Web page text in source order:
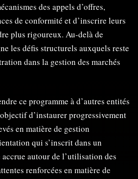
des appels d’offres,
de conformité et d’inscrire leurs
plus rigoureux. Au-delà de
les défis structurels auxquels reste
dans la gestion des marchés
ce programme à d’autres entités
d’instaurer progressivement
en matière de gestion
qui s’inscrit dans un
autour de l’utilisation des
renforcées en matière de